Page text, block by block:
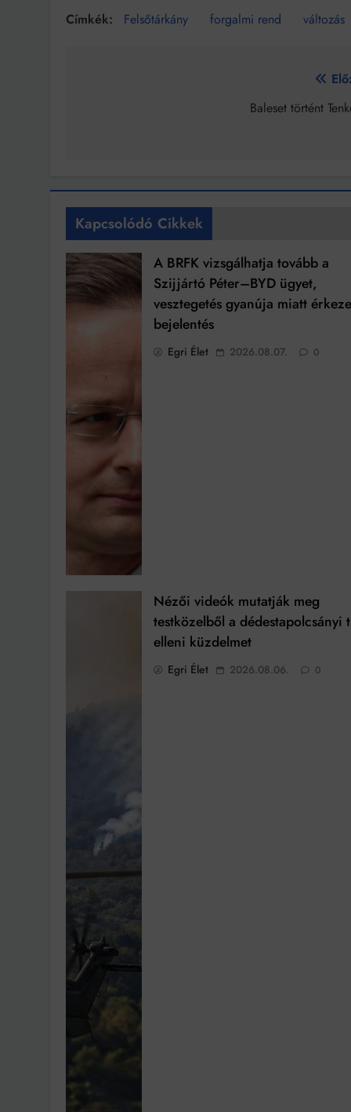
Felsőtárkány forgalmi rend változás
Baleset történt
Kapcsolódó Cikkek
A BRFK vizsgálhatja tovább a
Szijjártó Péter–BYD ügyet,
vesztegetés gyanúja miatt
bejelentés
Egri Élet 2026.08.07. 0
Nézői videók mutatják meg
testközelből a dédestapolcsányi
elleni küzdelmet
Egri Élet 2026.08.06. 0